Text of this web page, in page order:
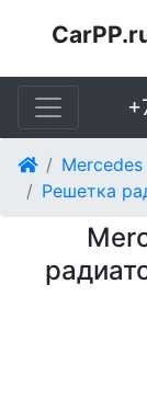
Mercedes
Решетка